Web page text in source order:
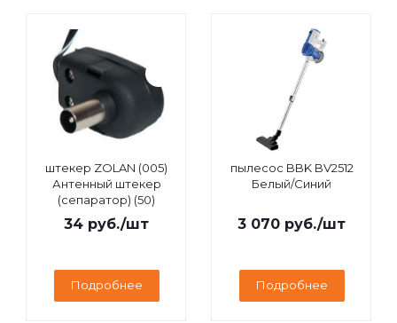
штекер ZOLAN (005)
Антенный штекер
(сепаратор) (50)
34 руб./шт
Подробнее
пылесос BBK BV2512
Белый/Синий
3 070 руб./шт
Подробнее